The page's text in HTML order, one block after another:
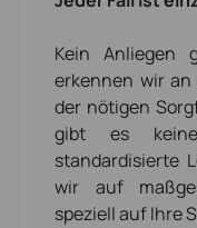
Kein Anliegen
erkennen wir
der nötigen
gibt es keine
standardisierte
wir auf
speziell auf Ihre